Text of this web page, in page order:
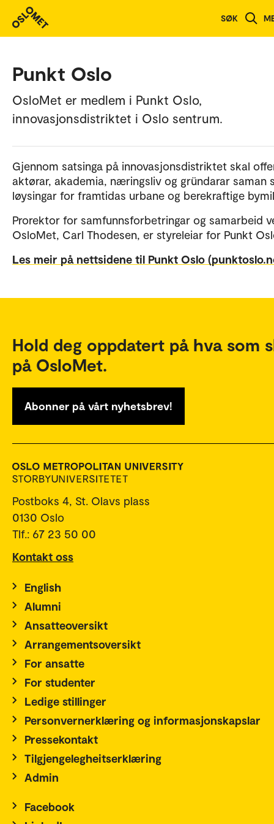
SØK
Punkt Oslo
OsloMet er medlem i Punkt Oslo,
innovasjonsdistriktet i Oslo sentrum.
Gjennom satsinga på innovasjonsdistriktet skal
aktørar, akademia, næringsliv og gründarar saman
løysingar for framtidas urbane og berekraftige
Prorektor for samfunnsforbetringar og samarbeid
OsloMet, Carl Thodesen, er styreleiar for Punkt
Les meir på nettsidene til Punkt Oslo
Hold deg oppdatert på hva som
på OsloMet.
Abonner på vårt nyhetsbrev!
Postboks 4, St. Olavs plass
0130 Oslo
Tlf.: 67 23 50 00
Kontakt oss
English
Alumni
Ansatteoversikt
Arrangementsoversikt
For ansatte
For studenter
Ledige stillinger
Personvernerklæring og informasjonskapslar
Pressekontakt
Tilgjengelegheitserklæring
Admin
Facebook